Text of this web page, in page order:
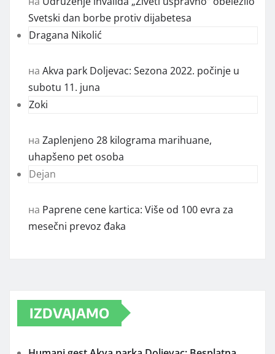
Svetski dan borbe protiv dijabetesa
Dragana Nikolić
на Akva park Doljevac: Sezona 2022. počinje u
subotu 11. juna
Zoki
на Zaplenjeno 28 kilograma marihuane,
uhapšeno pet osoba
Dejan
на Paprene cene kartica: Više od 100 evra za
mesečni prevoz đaka
IZDVAJAMO